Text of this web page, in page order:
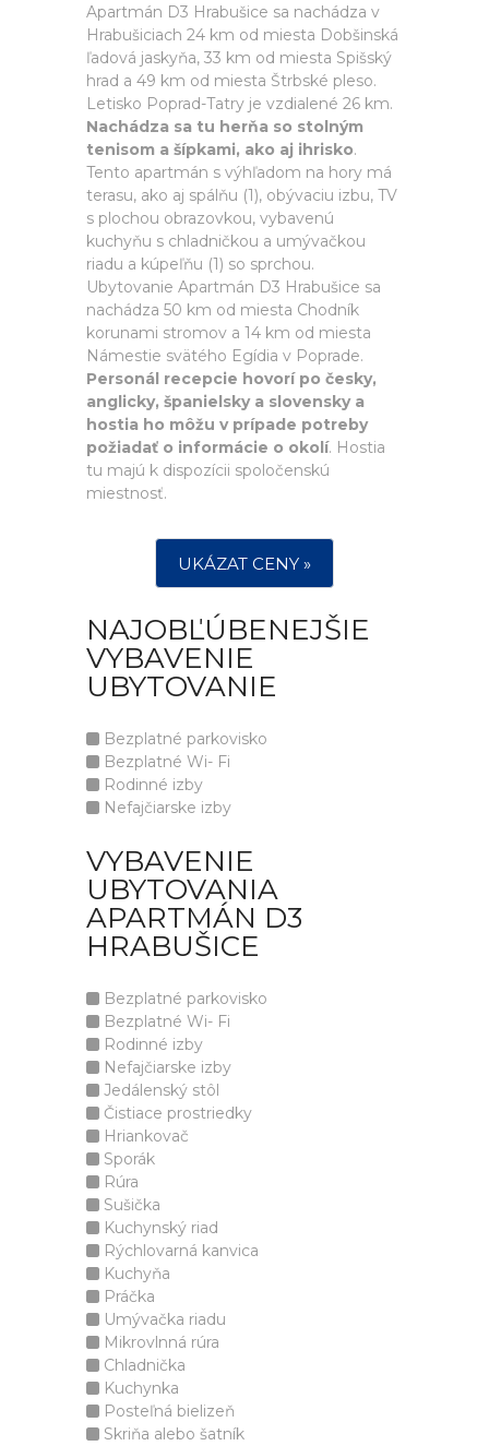
Apartmán D3 Hrabušice sa nachádza v
Hrabušiciach 24 km od miesta Dobšinská
ľadová jaskyňa, 33 km od miesta Spišský
hrad a 49 km od miesta Štrbské pleso.
Letisko Poprad-Tatry je vzdialené 26 km.
Nachádza sa tu herňa so stolným
tenisom a šípkami, ako aj ihrisko.
Tento apartmán s výhľadom na hory má
terasu, ako aj spálňu (1), obývaciu izbu, TV
s plochou obrazovkou, vybavenú
kuchyňu s chladničkou a umývačkou
riadu a kúpeľňu (1) so sprchou.
Ubytovanie Apartmán D3 Hrabušice sa
nachádza 50 km od miesta Chodník
korunami stromov a 14 km od miesta
Námestie svätého Egídia v Poprade.
Personál recepcie hovorí po česky,
anglicky, španielsky a slovensky a
hostia ho môžu v prípade potreby
požiadať o informácie o okolí. Hostia
tu majú k dispozícii spoločenskú
miestnosť.
UKÁZAT CENY »
NAJOBĽÚBENEJŠIE
VYBAVENIE
UBYTOVANIE
Bezplatné parkovisko
Bezplatné Wi- Fi
Rodinné izby
Nefajčiarske izby
VYBAVENIE
UBYTOVANIA
APARTMÁN D3
HRABUŠICE
Bezplatné parkovisko
Bezplatné Wi- Fi
Rodinné izby
Nefajčiarske izby
Jedálenský stôl
Čistiace prostriedky
Hriankovač
Sporák
Rúra
Sušička
Kuchynský riad
Rýchlovarná kanvica
Kuchyňa
Práčka
Umývačka riadu
Mikrovlnná rúra
Chladnička
Kuchynka
Posteľná bielizeň
Skriňa alebo šatník